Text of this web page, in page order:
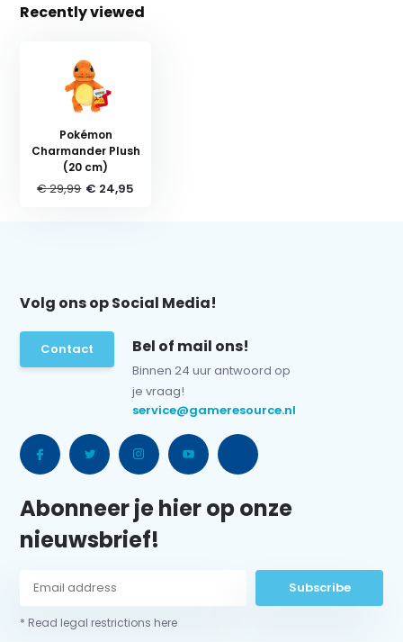
Recently viewed
Pokémon
Charmander Plush
(20 cm)
€ 29,99 € 24,95
Volg ons op Social Media!
Contact Bel of mail ons!
Binnen 24 uur antwoord op
je vraag!
service@gameresource.nl
Abonneer je hier op onze
nieuwsbrief!
Subscribe
* Read legal restrictions here